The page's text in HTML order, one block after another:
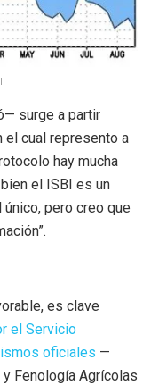
surge a partir
el cual represento a
hay mucha
el ISBI es un
pero creo que
es clave
el Servicio
oficiales —
Fenología Agrícolas